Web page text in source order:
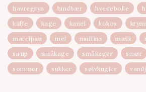
havregryn
hindbær hvedebolle
kaffe
kage kanel kokos
marcipan
mel muffins mælk
sirup
småkage småkager smør
sommer
sukker sølvkugler